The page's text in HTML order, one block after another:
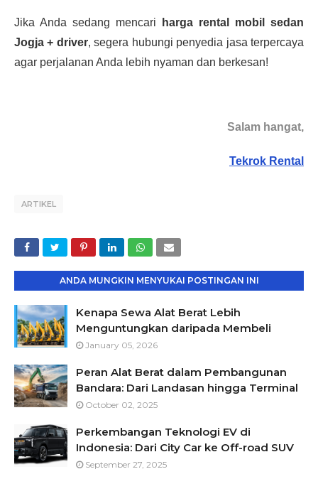
Jika Anda sedang mencari
harga rental mobil sedan
Jogja + driver, segera hubungi penyedia jasa terpercaya
agar perjalanan Anda lebih nyaman dan berkesan!
Salam hangat,
Tekrok Rental
ARTIKEL
ANDA MUNGKIN MENYUKAI POSTINGAN INI
Kenapa Sewa Alat Berat Lebih
Menguntungkan daripada Membeli
January 05, 2026
Peran Alat Berat dalam Pembangunan
Bandara: Dari Landasan hingga Terminal
October 02, 2025
Perkembangan Teknologi EV di
Indonesia: Dari City Car ke Off-road SUV
September 27, 2025